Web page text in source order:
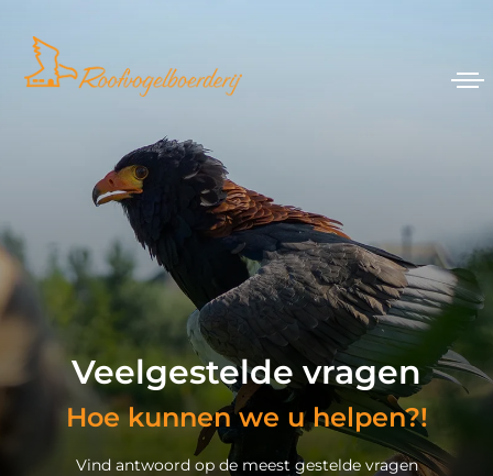
Veelgestelde vragen
Hoe kunnen we u helpen?!
Vind antwoord op de meest gestelde vragen